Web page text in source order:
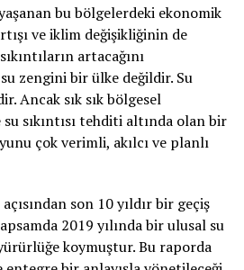
yaşanan bu bölgelerdeki ekonomik
ve iklim değişikliğinin de
artacağını
zengini bir ülke değildir. Su
Ancak sık sık bölgesel
sıkıntısı tehditi altında olan bir
çok verimli, akılcı ve planlı
son 10 yıldır bir geçiş
2019 yılında bir ulusal su
koymuştur. Bu raporda